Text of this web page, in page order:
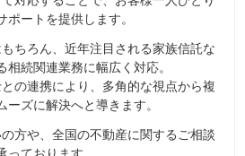
ポートを提供します。
ちろん、近年注目される家族信託な
相続関連業務に幅広く対応。
の連携により、多角的な視点から複
ーズに解決へと導きます。
方や、全国の不動産に関するご相談